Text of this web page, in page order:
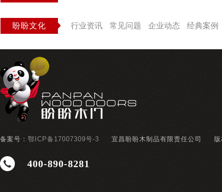
盼盼文化 行业资讯 常见问题 企业动态 经典案例
备案号： 鄂ICP备17007309号-3 宜昌盼盼木制品有限责任公司
400-890-8281